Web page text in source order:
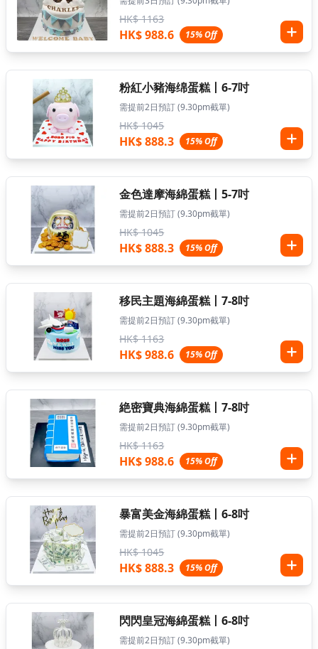
HK$ 1163
HK$ 988.6 15% Off
粉紅小豬海绵蛋糕丨6-7吋
需提前2日預訂 (9.30pm截單)
HK$ 1045
HK$ 888.3 15% Off
金色達摩海綿蛋糕丨5-7吋
需提前2日預訂 (9.30pm截單)
HK$ 1045
HK$ 888.3 15% Off
移民主題海綿蛋糕丨7-8吋
需提前2日預訂 (9.30pm截單)
HK$ 1163
HK$ 988.6 15% Off
絶密寶典海綿蛋糕丨7-8吋
需提前2日預訂 (9.30pm截單)
HK$ 1163
HK$ 988.6 15% Off
暴富美金海綿蛋糕丨6-8吋
需提前2日預訂 (9.30pm截單)
HK$ 1045
HK$ 888.3 15% Off
閃閃皇冠海綿蛋糕丨6-8吋
需提前2日預訂 (9.30pm截單)